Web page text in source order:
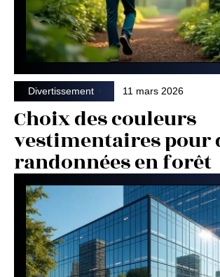
Divertissement 11 mars 2026
Choix des couleurs
vestimentaires pour
randonnées en forêt